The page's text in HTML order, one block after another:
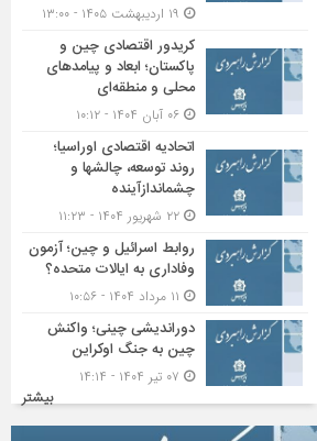
کریدور اقتصادی چین و
پاکستان؛ ابعاد و پیامدهای
محلی و منطقه‌ای
اتحادیه اقتصادی اوراسیا؛
روند توسعه، چالشها و
چشماندازآینده
روابط اسرائیل و چین؛ آزمون
وفاداری به ایالات متحده؟
دوراندیشی چینی؛ واکنش
چین به جنگ اوکراین
بیشتر